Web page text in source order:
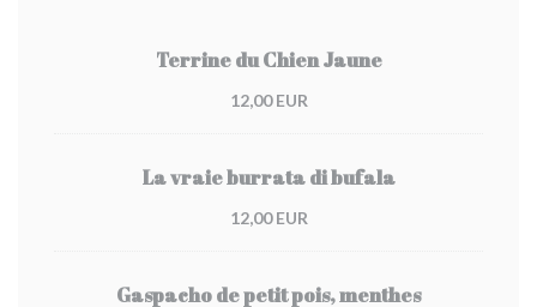
Terrine du Chien Jaune
12,00 EUR
La vraie burrata di bufala
12,00 EUR
Gaspacho de petit pois, menthes